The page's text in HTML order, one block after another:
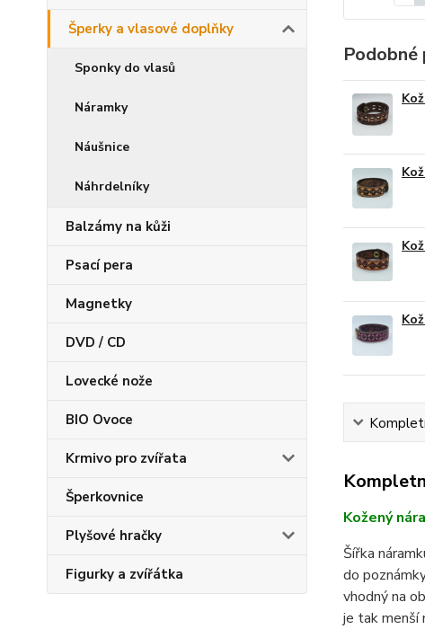
Šperky a vlasové doplňky
Sponky do vlasů
Náramky
Náušnice
Náhrdelníky
Balzámy na kůži
Psací pera
Magnetky
DVD / CD
Lovecké nože
BIO Ovoce
Krmivo pro zvířata
Šperkovnice
Plyšové hračky
Figurky a zvířátka
Kožený
Šířka
do
vhodný na
je tak menší